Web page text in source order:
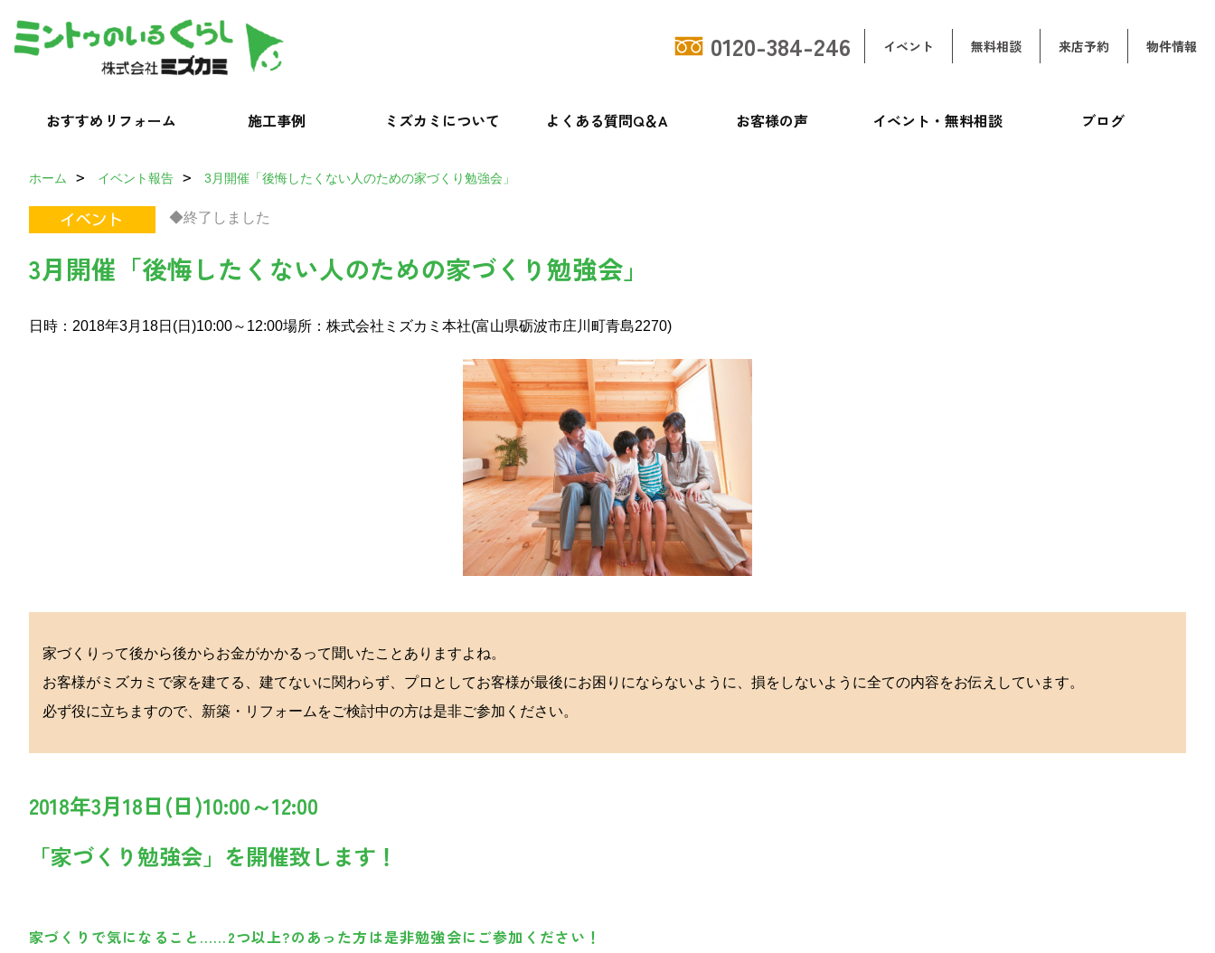
0120-384-246 イベント 無料相談 来店予約 物件情報
おすすめリフォーム 施工事例 ミズカミについて よくある質問Q＆A お客様の声 イベント・無料相談 ブログ
ホーム イベント報告 3月開催「後悔したくない人のための家づくり勉強会」
◆終了しました
3月開催「後悔したくない人のための家づくり勉強会」
日時：2018年3月18日(日)10:00～12:00場所：株式会社ミズカミ本社(富山県砺波市庄川町青島2270)
家づくりって後から後からお金がかかるって聞いたことありますよね。
お客様がミズカミで家を建てる、建てないに関わらず、プロとしてお客様が最後にお困りにならないように、損をしないように全ての内容をお伝えしています。
必ず役に立ちますので、新築・リフォームをご検討中の方は是非ご参加ください。
2018年3月18日(日)10:00～12:00
「家づくり勉強会」を開催致します！
家づくりで気になること……2つ以上?のあった方は是非勉強会にご参加ください！